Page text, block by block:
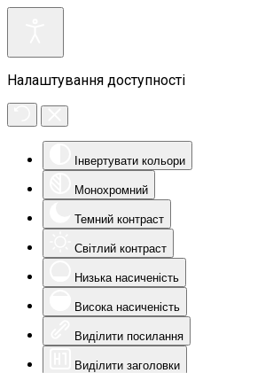
Налаштування доступності
Інвертувати кольори
Монохромний
Темний контраст
Світлий контраст
Низька насиченість
Висока насиченість
Виділити посилання
Виділити заголовки